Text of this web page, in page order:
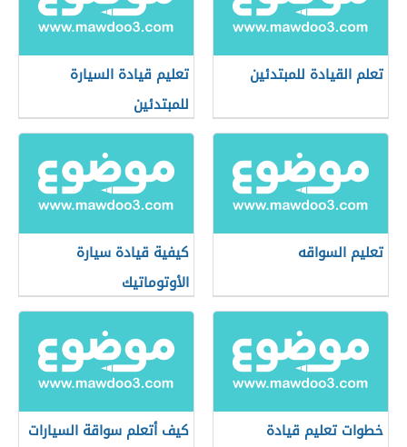
تعلم القيادة للمبتدئين
تعليم قيادة السيارة
للمبتدئين
تعليم السواقه
كيفية قيادة سيارة
الأوتوماتيك
خطوات تعليم قيادة
كيف أتعلم سواقة السيارات